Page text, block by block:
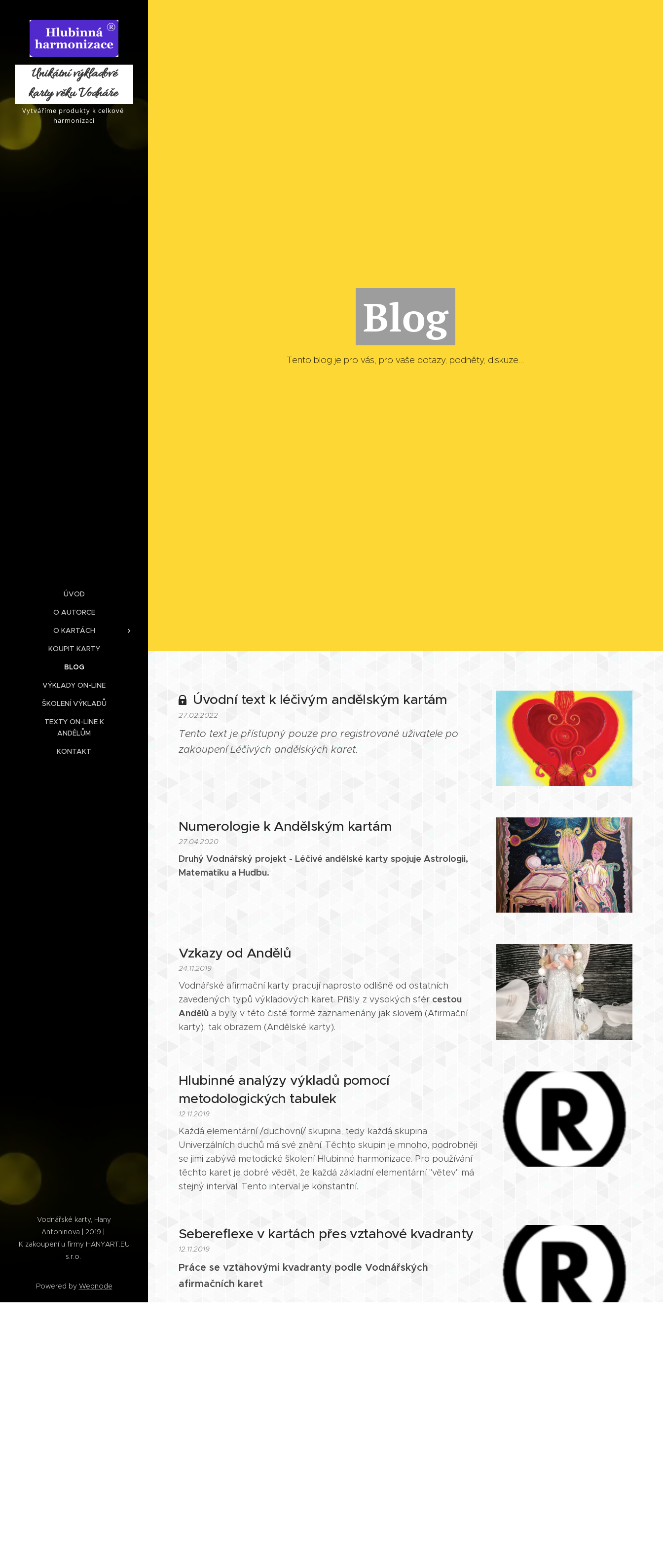
Unikátní výkladové
karty věku Vodnáře
Vytváříme produkty k celkové
harmonizaci
ÚVOD
O AUTORCE
O KARTÁCH
KOUPIT KARTY
BLOG
VÝKLADY ON-LINE
ŠKOLENÍ VÝKLADŮ
TEXTY ON-LINE K
ANDĚLŮM
KONTAKT
Blog
Tento blog je pro vás, pro vaše dotazy, podněty, diskuze...
Úvodní text k léčivým andělským kartám
27.02.2022
Tento text je přístupný pouze pro registrované uživatele po
zakoupení Léčivých andělských karet.
Numerologie k Andělským kartám
27.04.2020
Druhý Vodnářský projekt - Léčivé andělské karty spojuje Astrologii,
Matematiku a Hudbu.
Vzkazy od Andělů
24.11.2019
Vodnářské afirmační karty pracují naprosto odlišně od ostatních
zavedených typů výkladových karet. Přišly z vysokých sfér cestou
Andělů a byly v této čisté formě zaznamenány jak slovem (Afirmační
karty), tak obrazem (Andělské karty).
Hlubinné analýzy výkladů pomocí
metodologických tabulek
12.11.2019
Každá elementární /duchovní/ skupina, tedy každá skupina
Univerzálních duchů má své znění. Těchto skupin je mnoho, podrobněji
se jimi zabývá metodické školení Hlubinné harmonizace. Pro používání
těchto karet je dobré vědět, že každá základní elementární "větev" má
stejný interval. Tento interval je konstantní.
Sebereflexe v kartách přes vztahové kvadranty
12.11.2019
Práce se vztahovými kvadranty podle Vodnářských
afirmačních karet
Vodnářské karty, Hany
Antoninova | 2019 |
K zakoupení u firmy HANYART.EU
s.r.o.
Powered by Webnode